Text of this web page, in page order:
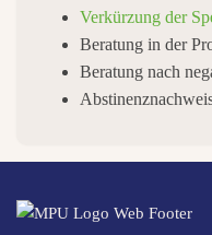
Verkürzung der
Beratung in der
Beratung nach